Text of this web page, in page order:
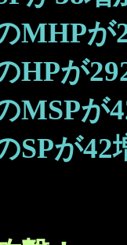
MHPが
HPが
MSPが
SPが42